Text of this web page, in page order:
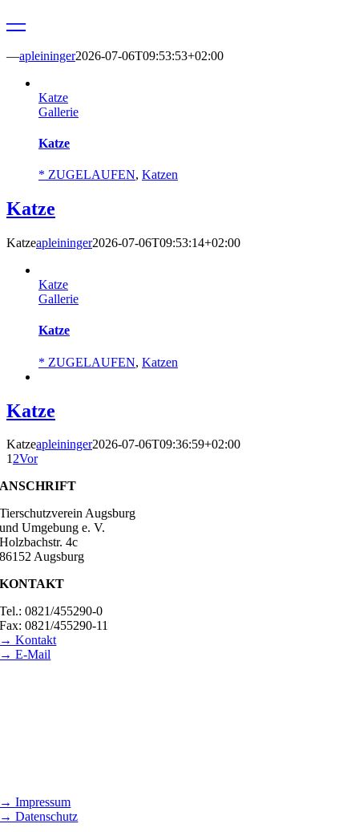
—
—apleininger2026-07-06T09:53:53+02:00
Katze
Gallerie
Katze
* ZUGELAUFEN, Katzen
Katze
Katzeapleininger2026-07-06T09:53:14+02:00
Katze
Gallerie
Katze
* ZUGELAUFEN, Katzen
Katze
Katzeapleininger2026-07-06T09:36:59+02:00
12Vor
ANSCHRIFT
Tierschutzverein Augsburg
und Umgebung e. V.
Holzbachstr. 4c
86152 Augsburg
KONTAKT
Tel.: 0821/455290-0
Fax: 0821/455290-11
→ Kontakt
→ E-Mail
→ Impressum
→ Datenschutz